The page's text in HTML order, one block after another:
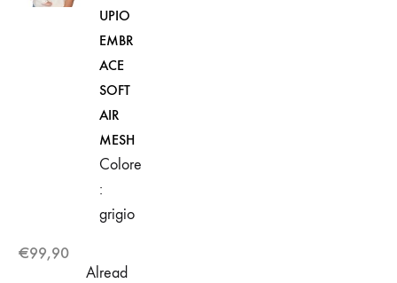
UPIO
EMBR
ACE
SOFT
AIR
MESH
Colore
:
grigio
€99,90
Alread